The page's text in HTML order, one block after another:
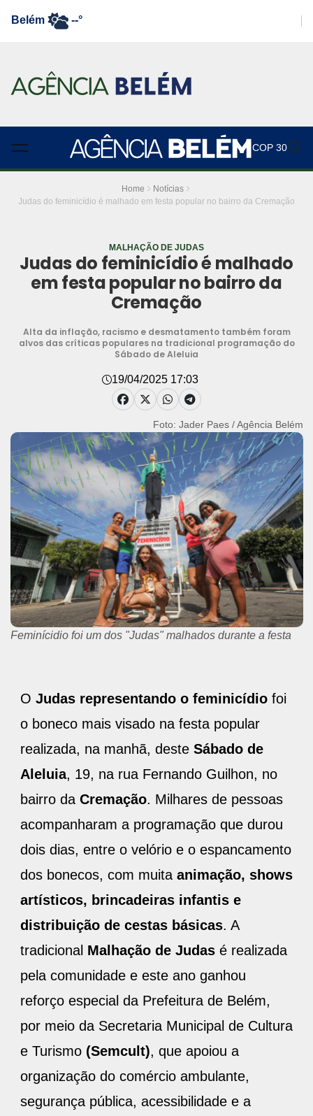
Belém --°
COP 30
Home
Notícias
Judas do feminicídio é malhado em festa popular no bairro da Cremação
MALHAÇÃO DE JUDAS
Judas do feminicídio é malhado
em festa popular no bairro da
Cremação
Alta da inflação, racismo e desmatamento também foram
alvos das críticas populares na tradicional programação do
Sábado de Aleluia
19/04/2025 17:03
Foto: Jader Paes / Agência Belém
Feminícidio foi um dos "Judas" malhados durante a festa
O Judas representando o feminicídio foi
o boneco mais visado na festa popular
realizada, na manhã, deste Sábado de
Aleluia, 19, na rua Fernando Guilhon, no
bairro da Cremação. Milhares de pessoas
acompanharam a programação que durou
dois dias, entre o velório e o espancamento
dos bonecos, com muita animação, shows
artísticos, brincadeiras infantis e
distribuição de cestas básicas. A
tradicional Malhação de Judas é realizada
pela comunidade e este ano ganhou
reforço especial da Prefeitura de Belém,
por meio da Secretaria Municipal de Cultura
e Turismo (Semcult), que apoiou a
organização do comércio ambulante,
segurança pública, acessibilidade e a